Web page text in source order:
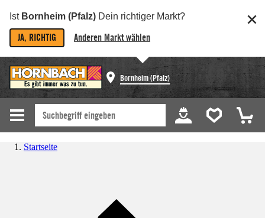
Ist Bornheim (Pfalz) Dein richtiger Markt?
JA, RICHTIG Anderen Markt wählen
Bornheim (Pfalz)
Startseite